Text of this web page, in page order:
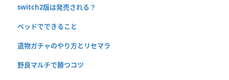
switch2版は発売される？
ベッドでできること
遺物ガチャのやり方とリセマラ
野良マルチで勝つコツ